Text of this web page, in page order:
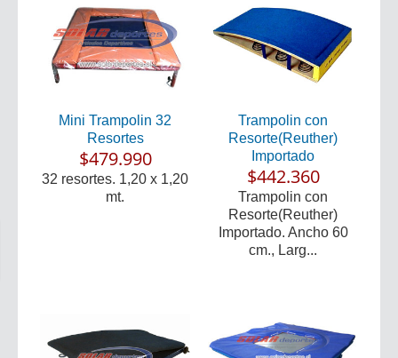
Mini Trampolin 32
Resortes
$479.990
32 resortes. 1,20 x 1,20
mt.
Trampolin con
Resorte(Reuther)
Importado
$442.360
Trampolin con
Resorte(Reuther)
Importado. Ancho 60
cm., Larg...